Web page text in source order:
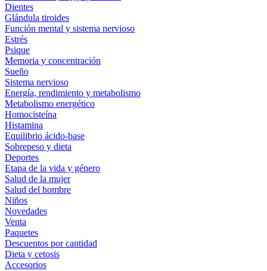
Dientes
Glándula tiroides
Función mental y sistema nervioso
Estrés
Psique
Memoria y concentración
Sueño
Sistema nervioso
Energía, rendimiento y metabolismo
Metabolismo energético
Homocisteína
Histamina
Equilibrio ácido-base
Sobrepeso y dieta
Deportes
Etapa de la vida y género
Salud de la mujer
Salud del hombre
Niños
Novedades
Venta
Paquetes
Descuentos por cantidad
Dieta y cetosis
Accesorios